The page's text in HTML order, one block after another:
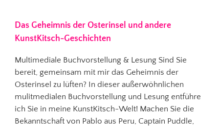
Das Geheimnis der Osterinsel und andere
KunstKitsch-Geschichten
Multimediale Buchvorstellung & Lesung Sind Sie
bereit, gemeinsam mit mir das Geheimnis der
Osterinsel zu lüften? In dieser außerwöhnlichen
mulitmedialen Buchvorstellung und Lesung entführe
ich Sie in meine KunstKitsch-Welt! Machen Sie die
Bekanntschaft von Pablo aus Peru, Captain Puddle,